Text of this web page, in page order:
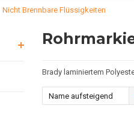
Nicht Brennbare Flüssigkeiten
Brady laminiertem
Name aufsteigend